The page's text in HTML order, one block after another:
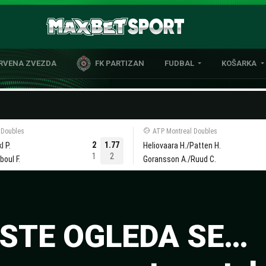
ZVEZDA FK PARTIZAN
FUDBAL
DOMAĆI FUDBAL
EVROPSKA TAKMIČENJA
OSTALE LIGE
REPREZENTATIVNI FUDBAL
KOŠARKA
EVROLIGA
NBA LIGA
P.
F.
2
1
1.77
2
ATP Montreal Doubles
Heliovaara H./Patten H.
Goransson A./Ruud C.
OGLEDA SE…